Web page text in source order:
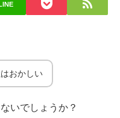
LINE
おかしい
いでしょうか？